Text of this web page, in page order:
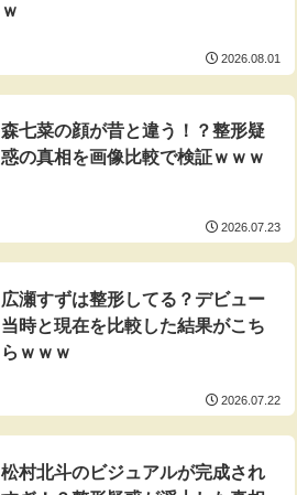
ｗ
2026.08.01
森七菜の顔が昔と違う！？整形疑
惑の真相を画像比較で検証ｗｗｗ
2026.07.23
広瀬すずは整形してる？デビュー
当時と現在を比較した結果がこち
らｗｗｗ
2026.07.22
松村北斗のビジュアルが完成され